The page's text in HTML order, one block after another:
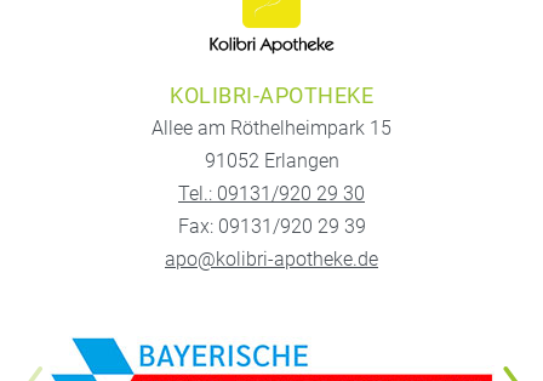
KOLIBRI-APOTHEKE
Allee am Röthelheimpark 15
91052 Erlangen
Tel.: 09131/920 29 30
Fax: 09131/920 29 39
apo@kolibri-apotheke.de